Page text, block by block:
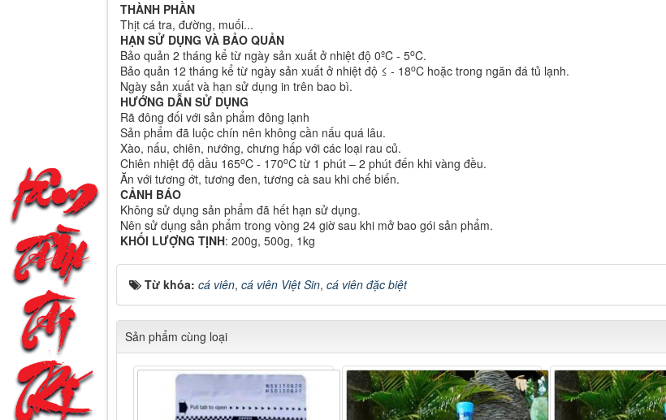
THÀNH PHẦN
Thịt cá tra, đường, muối...
HẠN SỬ DỤNG VÀ BẢO QUẢN
Bảo quản 2 tháng kể từ ngày sản xuất ở nhiệt độ 0ºC - 5oC.
Bảo quản 12 tháng kể từ ngày sản xuất ở nhiệt độ ≤ - 18oC hoặc trong ngăn đá tủ lạnh.
Ngày sản xuất và hạn sử dụng in trên bao bì.
HƯỚNG DẪN SỬ DỤNG
Rã đông đối với sản phẩm đông lạnh
Sản phẩm đã luộc chín nên không cần nấu quá lâu.
Xào, nấu, chiên, nướng, chưng hấp với các loại rau củ.
Chiên nhiệt độ dầu 165oC - 170oC từ 1 phút – 2 phút đến khi vàng đều.
Ăn với tương ớt, tương đen, tương cà sau khi chế biến.
CẢNH BÁO
Không sử dụng sản phẩm đã hết hạn sử dụng.
Nên sử dụng sản phẩm trong vòng 24 giờ sau khi mở bao gói sản phẩm.
KHỐI LƯỢNG TỊNH: 200g, 500g, 1kg
Từ khóa: cá viên, cá viên Việt Sin, cá viên đặc biệt
Sản phẩm cùng loại